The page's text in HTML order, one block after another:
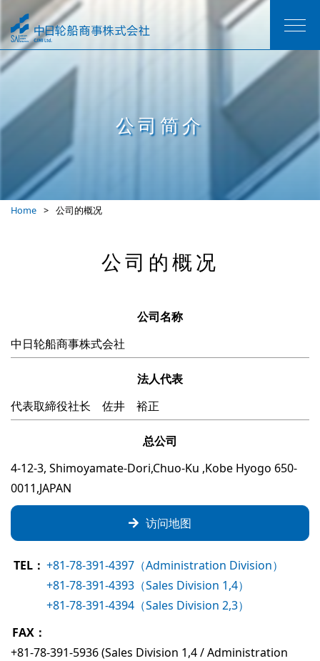
公司简介
Home 公司的概况
公司的概况
公司名称
中日轮船商事株式会社
法人代表
代表取締役社长 佐井 裕正
总公司
4-12-3, Shimoyamate-Dori,Chuo-Ku ,Kobe Hyogo 650-
0011,JAPAN
访问地图
TEL： +81-78-391-4397（Administration Division）
+81-78-391-4393（Sales Division 1,4）
+81-78-391-4394（Sales Division 2,3）
FAX：
+81-78-391-5936 (Sales Division 1,4 / Administration